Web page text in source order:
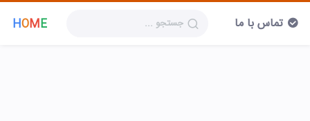
HOME تماس با ما